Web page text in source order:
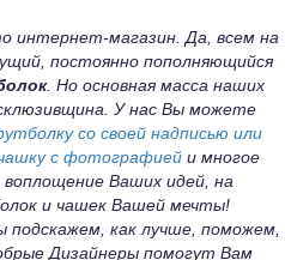
интернет-магазин. Да, всем на
постоянно пополняющийся
. Но основная масса наших
У нас Вы можете
со своей надписью или
с фотографиейи многое
Ваших идей, на
и чашек Вашей мечты!
как лучше, поможем,
Дизайнеры помогут Вам